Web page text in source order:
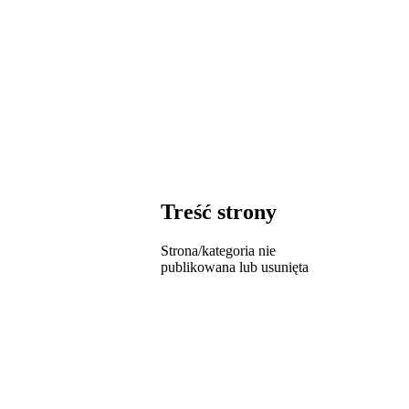
Treść strony
Strona/kategoria nie
publikowana lub usunięta